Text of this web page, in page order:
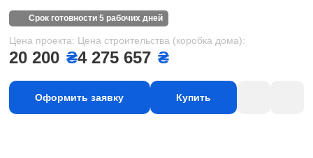
срок готовности 5 рабочих дней
Цена проекта:
20 200 ₴
Цена строительства (коробка дома):
4 275 657 ₴
Оформить заявку Купить